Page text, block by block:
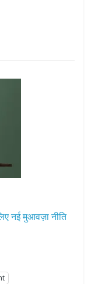
नई मुआवज़ा नीति